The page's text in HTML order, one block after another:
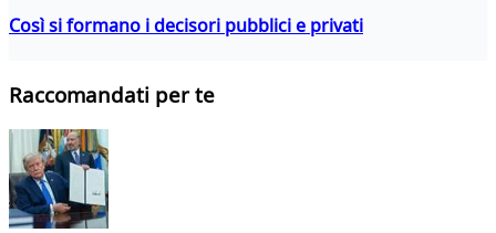
Così si formano i decisori pubblici e privati
Raccomandati per te